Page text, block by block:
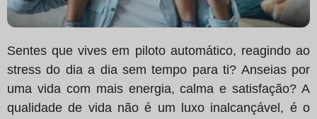
Sentes que vives em piloto automático, reagindo ao
stress do dia a dia sem tempo para ti? Anseias por
uma vida com mais energia, calma e satisfação? A
qualidade de vida não é um luxo inalcançável, é o